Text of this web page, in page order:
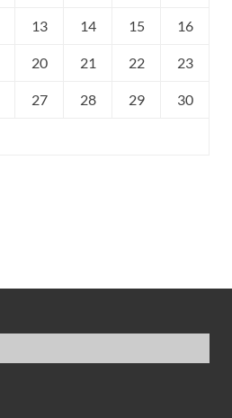
13 14 15 16
20 21 22 23
27 28 29 30